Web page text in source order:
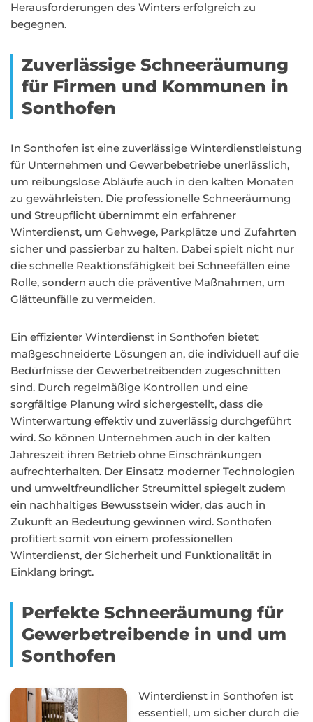
Herausforderungen des Winters erfolgreich zu
begegnen.
Zuverlässige Schneeräumung
für Firmen und Kommunen in
Sonthofen
In Sonthofen ist eine zuverlässige Winterdienstleistung
für Unternehmen und Gewerbebetriebe unerlässlich,
um reibungslose Abläufe auch in den kalten Monaten
zu gewährleisten. Die professionelle Schneeräumung
und Streupflicht übernimmt ein erfahrener
Winterdienst, um Gehwege, Parkplätze und Zufahrten
sicher und passierbar zu halten. Dabei spielt nicht nur
die schnelle Reaktionsfähigkeit bei Schneefällen eine
Rolle, sondern auch die präventive Maßnahmen, um
Glätteunfälle zu vermeiden.
Ein effizienter Winterdienst in Sonthofen bietet
maßgeschneiderte Lösungen an, die individuell auf die
Bedürfnisse der Gewerbetreibenden zugeschnitten
sind. Durch regelmäßige Kontrollen und eine
sorgfältige Planung wird sichergestellt, dass die
Winterwartung effektiv und zuverlässig durchgeführt
wird. So können Unternehmen auch in der kalten
Jahreszeit ihren Betrieb ohne Einschränkungen
aufrechterhalten. Der Einsatz moderner Technologien
und umweltfreundlicher Streumittel spiegelt zudem
ein nachhaltiges Bewusstsein wider, das auch in
Zukunft an Bedeutung gewinnen wird. Sonthofen
profitiert somit von einem professionellen
Winterdienst, der Sicherheit und Funktionalität in
Einklang bringt.
Perfekte Schneeräumung für
Gewerbetreibende in und um
Sonthofen
Winterdienst in Sonthofen ist
essentiell, um sicher durch die